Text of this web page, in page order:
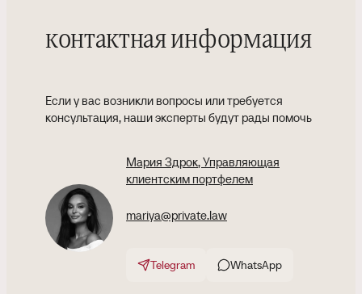
контактная информация
Если у вас возникли вопросы или требуется
консультация, наши эксперты будут рады помочь
Мария Здрок, Управляющая
клиентским портфелем
mariya@private.law
Telegram WhatsApp